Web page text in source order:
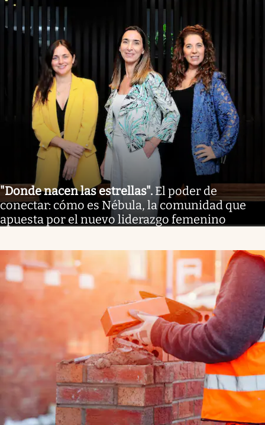
"Donde nacen las estrellas". El poder de
conectar: cómo es Nébula, la comunidad que
apuesta por el nuevo liderazgo femenino